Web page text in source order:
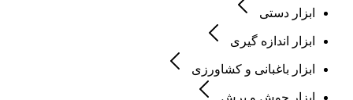
ابزار دستی
ابزار اندازه گیری
ابزار باغبانی و کشاورزی
ابزار جوش و برش